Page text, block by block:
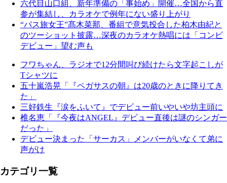
六代目山口組、新年準備の「事始め」開催…全国から直
参が集結し、カラオケで例年にない盛り上がり
“バス旅女王”髙木菜那、番組で意気投合した柏木由紀と
のツーショット披露…深夜のカラオケ熱唱には「コンビ
デビュー」望む声も
フワちゃん、ラジオで12分間叫び続けたら文字起こしが
Tシャツに
五十嵐浩晃「『ペガサスの朝』は20歳のときに降りてき
た」
三好鉄生『涙をふいて』でデビュー前いやいや坊主頭に
椎名恵「『今夜はANGEL』デビュー直後は謎のシンガー
だった」
デビュー決まった「サーカス」メンバーがいなくて弟に
声がけ
カテゴリ一覧